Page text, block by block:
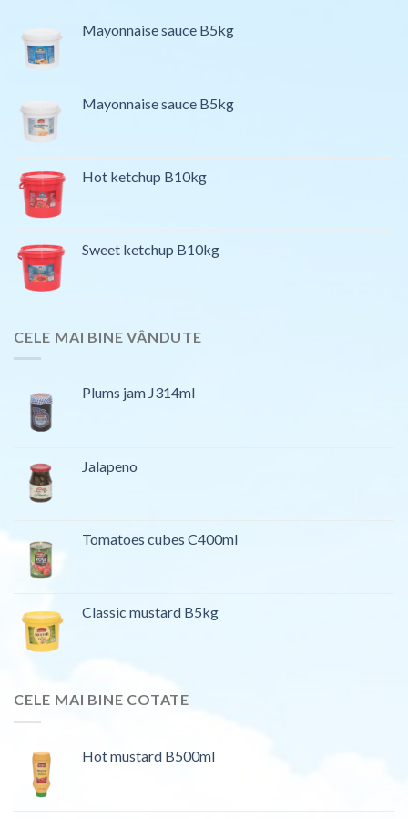
Mayonnaise sauce B5kg
Mayonnaise sauce B5kg
Hot ketchup B10kg
Sweet ketchup B10kg
CELE MAI BINE VÂNDUTE
Plums jam J314ml
Jalapeno
Tomatoes cubes C400ml
Classic mustard B5kg
CELE MAI BINE COTATE
Hot mustard B500ml